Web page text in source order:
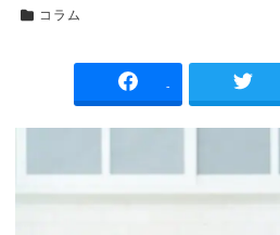
カテゴリー
コラム
-